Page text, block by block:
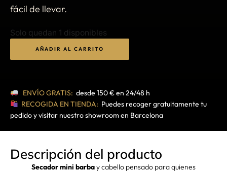
fácil de llevar.
Solo quedan 1 disponibles
AÑADIR AL CARRITO
ENVÍO GRATIS: desde 150 € en 24/48 h
RECOGIDA EN TIENDA: Puedes recoger gratuitamente tu
pedido y visitar nuestro showroom en Barcelona
Descripción del producto
Secador mini barbay cabello pensado para quienes